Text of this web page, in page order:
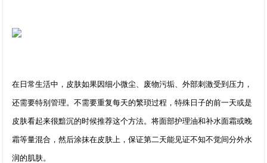
在日常生活中，皮肤如果因细小微尘、废物污垢、外部刺激受到压力，
还需要特别管理。不需要重复每天的繁琐过程，特殊日子的前一天或是
皮肤看起来很黯沉的时候推荐这个方法。将面部护理油和补水面霜或晚
霜等量混合，然后涂抹在皮肤上，保证第二天能见证不知不觉间分外水
润的肌肤。